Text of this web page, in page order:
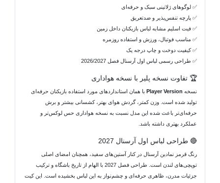
✅ لوگوهای ژلاتینی سبک و حرفه‌ای
✅ پارچه تنفس‌پذیر و ضدتعریق
✅ فیت اسلیم مشابه لباس بازیکنان داخل زمین
✅ مناسب فوتبال، ورزش و استفاده روزمره
✅ کیفیت دوخت و چاپ درجه یک
✅ طراحی رسمی لباس اول آرسنال فصل 2026/2027
🏆 تفاوت نسخه پلیر با نسخه هواداری
نسخه Player Version با همان استانداردهای مورد استفاده بازیکنان حرفه‌ای
تولید شده است. وزن کمتر، گردش هوای بهتر، کشسانی بیشتر و برش
حرفه‌ای‌تر باعث شده این مدل نسبت به نسخه هواداری حس لوکس‌تر و
عملکرد بهتری داشته باشد.
🔴 طراحی لباس اول آرسنال 2027
رنگ قرمز نمادین آرسنال در کنار آستین‌های سفید، همچنان امضای اصلی
توپچی‌های لندن است. طراحی فصل 2027 با الهام از تاریخ باشگاه و ترکیب
جزئیات مدرن، ظاهری حرفه‌ای و چشم‌نواز به این لباس بخشیده است. این کیت